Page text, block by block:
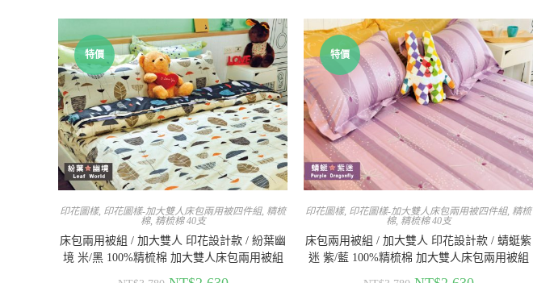
特價
印花圖樣, 印花圖樣-加大雙人床包兩用被四件組, 精梳
棉, 精梳棉 40支
床包兩用被組 / 加大雙人 印花設計款 / 紛葉幽
境 米/黑 100%精梳棉 加大雙人床包兩用被組
特價
印花圖樣, 印花圖樣-加大雙人床包兩用被四件組, 精梳
棉, 精梳棉 40支
床包兩用被組 / 加大雙人 印花設計款 / 蜻蜓紫
迷 紫/藍 100%精梳棉 加大雙人床包兩用被組